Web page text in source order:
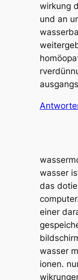
wirkung
und an
wasser
das
einer
wasser
ionen.